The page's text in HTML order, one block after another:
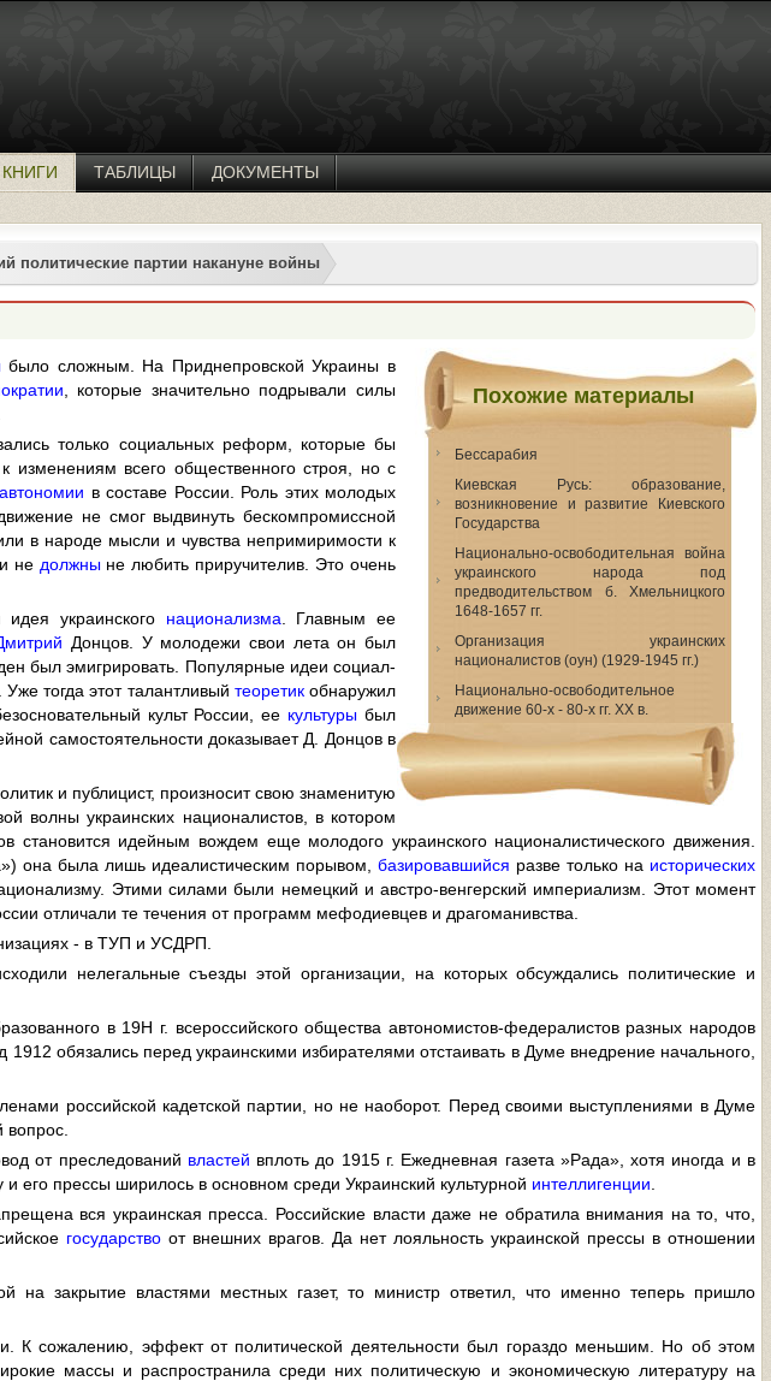
КНИГИ ТАБЛИЦЫ ДОКУМЕНТЫ
политические партии накануне войны
Похожие материалы
Бессарабия
Киевская Русь: образование,
возникновение и развитие Киевского
Государства
Национально-освободительная война
украинского народа под
предводительством б. Хмельницкого
1648-1657 гг.
Организация украинских
националистов (оун) (1929-1945 гг.)
Национально-освободительное
движение 60-х - 80-х гг. XX в.
было сложным. На Приднепровской Украины в
, которые значительно подрывали силы
только социальных реформ, которые бы
изменениям всего общественного строя, но с
автономии в составе России. Роль этих молодых
не смог выдвинуть бескомпромиссной
в народе мысли и чувства непримиримости к
не должныне любить приручителив. Это очень
украинского национализма . Главным ее
Донцов. У молодежи свои лета он был
был эмигрировать. Популярные идеи социал-
тогда этот талантливый теоретикобнаружил
культ России, ее культуры был
самостоятельности доказывает Д. Донцов в
и публицист, произносит свою знаменитую
волны украинских националистов, в котором
идейным вождем еще молодого украинского националистического движения.
она была лишь идеалистическим порывом, базировавшийся разве только на исторических
Этими силами были немецкий и австро-венгерский империализм. Этот момент
отличали те течения от программ мефодиевцев и драгоманивства.
- в ТУП и УСДРП.
нелегальные съезды этой организации, на которых обсуждались политические и
в 19Н г. всероссийского общества автономистов-федералистов разных народов
обязались перед украинскими избирателями отстаивать в Думе внедрение начального,
российской кадетской партии, но не наоборот. Перед своими выступлениями в Думе
от преследований властей вплоть до 1915 г. Ежедневная газета »Рада», хотя иногда и в
его прессы ширилось в основном среди Украинский культурной интеллигенции
вся украинская пресса. Российские власти даже не обратила внимания на то, что,
государство от внешних врагов. Да нет лояльность украинской прессы в отношении
закрытие властями местных газет, то министр ответил, что именно теперь пришло
К сожалению, эффект от политической деятельности был гораздо меньшим. Но об этом
массы и распространила среди них политическую и экономическую литературу на